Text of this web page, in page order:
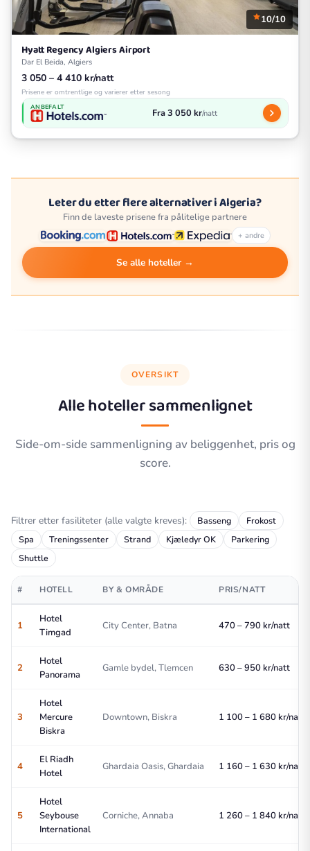
10/10
Hyatt Regency Algiers Airport
Dar El Beida, Algiers
3 050 – 4 410 kr/natt
Prisene er omtrentlige og varierer etter sesong
ANBEFALT Fra 3 050 kr/natt
Leter du etter flere alternativer i Algeria?
Finn de laveste prisene fra pålitelige partnere
+ andre
Se alle hoteller →
OVERSIKT
Alle hoteller sammenlignet
Side-om-side sammenligning av beliggenhet, pris og
score.
Filtrer etter fasiliteter (alle valgte kreves): Basseng
Frokost
Spa
Treningssenter Strand Kjæledyr OK
Parkering
Shuttle
# HOTELL BY & OMRÅDE PRIS/NATT
1
Hotel
Timgad
City Center, Batna 470 – 790 kr/natt
2
Hotel
Panorama
Gamle bydel, Tlemcen 630 – 950 kr/natt
3
Hotel
Mercure
Biskra
Downtown, Biskra 1 100 – 1 680 kr/natt
4
El Riadh
Hotel
Ghardaia Oasis, Ghardaia 1 160 – 1 630 kr/natt
5
Hotel
Seybouse
International
Corniche, Annaba 1 260 – 1 840 kr/natt